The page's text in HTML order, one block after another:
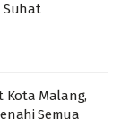
Suhat
Kota Malang,
Semua